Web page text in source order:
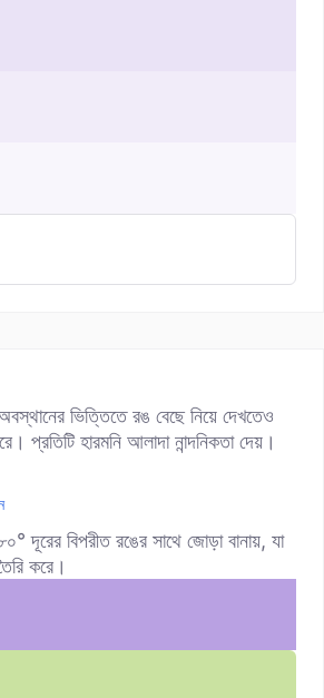
ভিত্তিতে রঙ বেছে নিয়ে দেখতেও
প্রতিটি হারমনি আলাদা নান্দনিকতা দেয়।
দূরের বিপরীত রঙের সাথে জোড়া বানায়, যা
করে।